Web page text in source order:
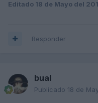
Editado 18 de Mayo del
Responder
bual
Publicado 18 de